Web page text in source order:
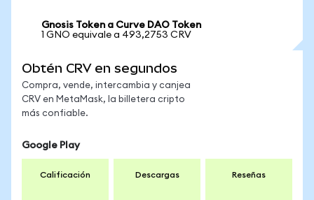
Gnosis Token a Curve DAO Token
1 GNO equivale a 493,2753 CRV
Obtén CRV en segundos
Compra, vende, intercambia y canjea
CRV en MetaMask, la billetera cripto
más confiable.
Google Play
Calificación Descargas Reseñas